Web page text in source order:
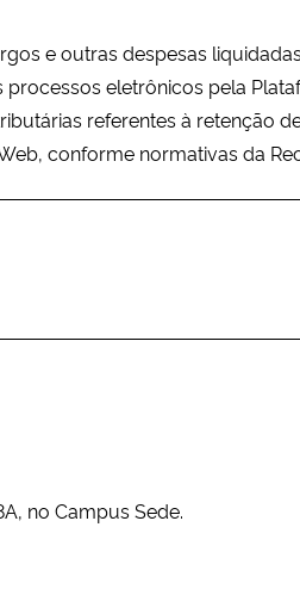
e outras despesas
eletrônicos pela
referentes à retenção
conforme normativas da
no Campus Sede.